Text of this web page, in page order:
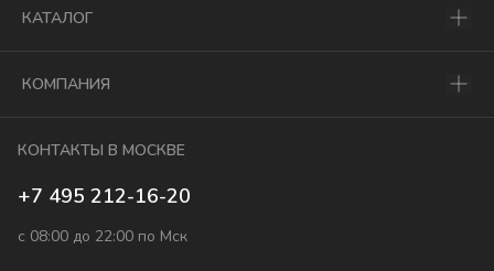
КАТАЛОГ
КОМПАНИЯ
КОНТАКТЫ В МОСКВЕ
+7 495 212-16-20
с 08:00 до 22:00 по Мск